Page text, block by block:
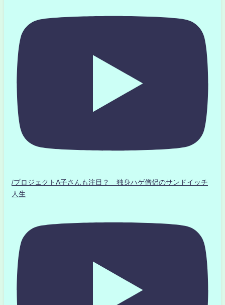
/プロジェクトA子さんも注目？ 独身ハゲ僧侶のサンドイッチ
人生